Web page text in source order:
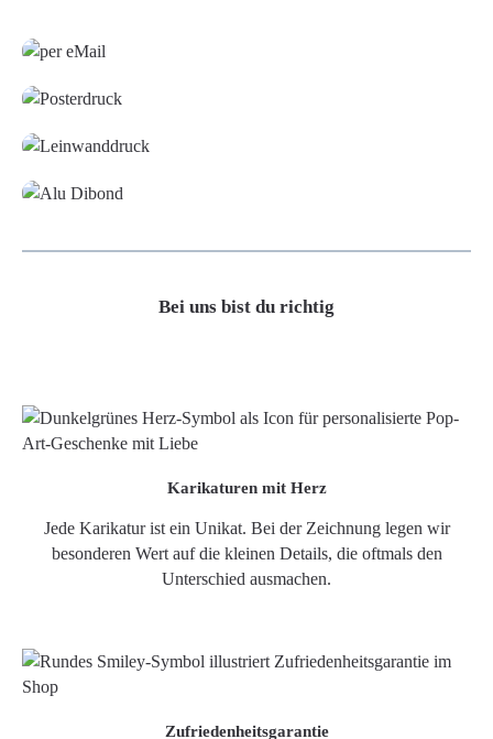
Bei uns bist du richtig
Karikaturen mit Herz
Jede Karikatur ist ein Unikat. Bei der Zeichnung legen wir
besonderen Wert auf die kleinen Details, die oftmals den
Unterschied ausmachen.
Zufriedenheitsgarantie